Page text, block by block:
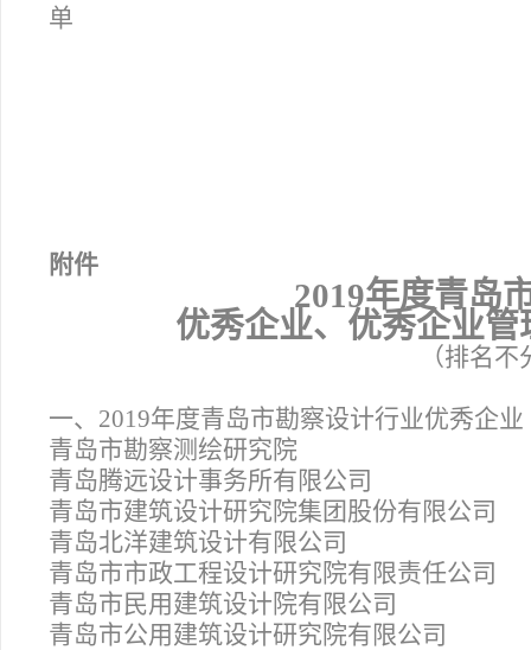
单
附件
2019年度青岛
优秀企业、优秀企业
（排名
一、2019年度青岛市勘察设计行业优秀企业
青岛市勘察测绘研究院
青岛腾远设计事务所有限公司
青岛市建筑设计研究院集团股份有限公司
青岛北洋建筑设计有限公司
青岛市市政工程设计研究院有限责任公司
青岛市民用建筑设计院有限公司
青岛市公用建筑设计研究院有限公司